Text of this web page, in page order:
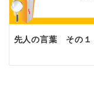
先人の言葉 その１